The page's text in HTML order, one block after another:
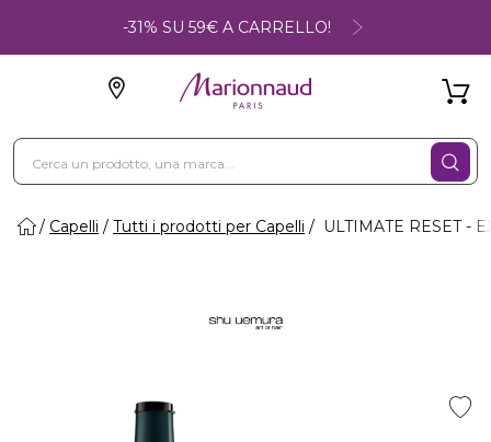
-31% SU 59€ A CARRELLO!
Capelli Tutti i prodotti per Capelli ULTIMATE RESET -